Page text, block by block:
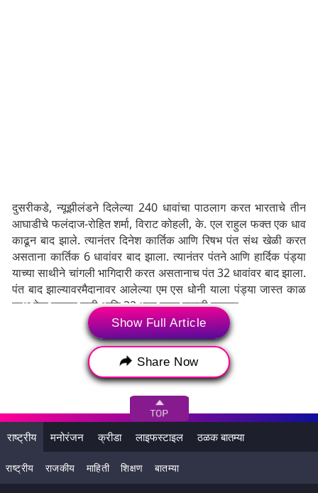
दुसरीकडे, न्यूझीलंडने दिलेल्या 240 धावांचा पाठलाग करत भारताचे तीन
आघाडीचे फलंदाज-रोहित शर्मा, विराट कोहली, के. एल राहुल फक्त एक धाव
काढून बाद झाले. त्यानंतर दिनेश कार्तिक आणि रिषभ पंत संथ खेळी करत
असताना कार्तिक 6 धावांवर बाद झाला. त्यानंतर पंतने आणि हार्दिक पंड्या
याच्या साथीने चांगली भागिदारी करत असतानाच पंत 32 धावांवर बाद झाला.
पंत बाद झाल्यावरमैदानावर आलेल्या एम एस धोनी याला पंड्या जास्त काळ
साथ देऊ शकला नाही आणि 32 धावा करत माघारी परतला.
धोनी आणि रवींद्र जडेजा याच्या जोडीने भारताला विजय मिळवून देण्याचा
प्रयत्न केला. पण अंतिम 5 ओव्हरमध्ये मोठे शॉट्स मारण्याच्या नादात आपली
विकेट गमावून बसले. जडेजा 77 धावा केल्या तर धोनीने 72 चेंडूत 50 धावा
केल्या. न्यूझीलंडचा मॅट हेन्री याने सर्वाधिक 3 विकेट्स घेतल्या तर ट्रेंट
बोल्ट आणि मिशेल सेंटनर यांनी 10 ओव्हरमध्ये 2 गडी बाद केले.
Show Full Article
Share Now
राष्ट्रीय मनोरंजन क्रीडा लाइफस्टाइल ठळक बातम्या
राष्ट्रीय राजकीय माहिती शिक्षण बातम्या